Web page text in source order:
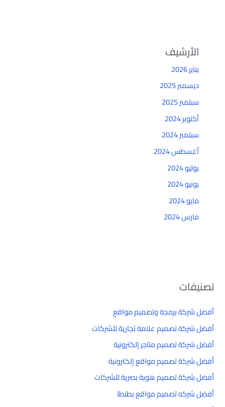
الأرشيف
يناير 2026
ديسمبر 2025
سبتمبر 2025
أكتوبر 2024
سبتمبر 2024
أغسطس 2024
يوليو 2024
يونيو 2024
مايو 2024
مارس 2024
تصنيفات
أفضل شركة برمجة وتصميم مواقع
أفضل شركة تصميم علامة تجارية للشركات
أفضل شركة تصميم متاجر إلكترونية
أفضل شركة تصميم مواقع إلكترونية
أفضل شركة تصميم هوية بصرية للشركات
أفضل شركه تصميم مواقع بطنطا